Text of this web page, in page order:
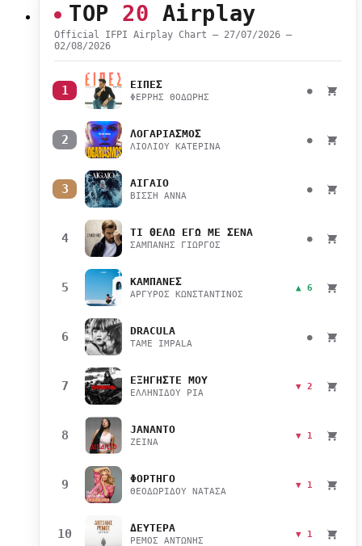
TOP 20 Airplay
Official IFPI Airplay Chart — 27/07/2026 –
02/08/2026
1 ΕΙΠΕΣ
ΦΕΡΡΗΣ ΘΟΔΩΡΗΣ
●
2 ΛΟΓΑΡΙΑΣΜΟΣ
ΛΙΟΛΙΟΥ ΚΑΤΕΡΙΝΑ
●
3 ΑΙΓΑΙΟ
ΒΙΣΣΗ ΑΝΝΑ
●
4 ΤΙ ΘΕΛΩ ΕΓΩ ΜΕ ΣΕΝΑ
ΣΑΜΠΑΝΗΣ ΓΙΩΡΓΟΣ
●
5 ΚΑΜΠΑΝΕΣ
ΑΡΓΥΡΟΣ ΚΩΝΣΤΑΝΤΙΝΟΣ
▲ 6
6 DRACULA
TAME IMPALA
●
7 ΕΞΗΓΗΣΤΕ ΜΟΥ
ΕΛΛΗΝΙΔΟΥ ΡΙΑ
▼ 2
8 JANANTO
ZEINA
▼ 1
9 ΦΟΡΤΗΓΟ
ΘΕΟΔΩΡΙΔΟΥ ΝΑΤΑΣΑ
▼ 1
10 ΔΕΥΤΕΡΑ
ΡΕΜΟΣ ΑΝΤΩΝΗΣ
▼ 1